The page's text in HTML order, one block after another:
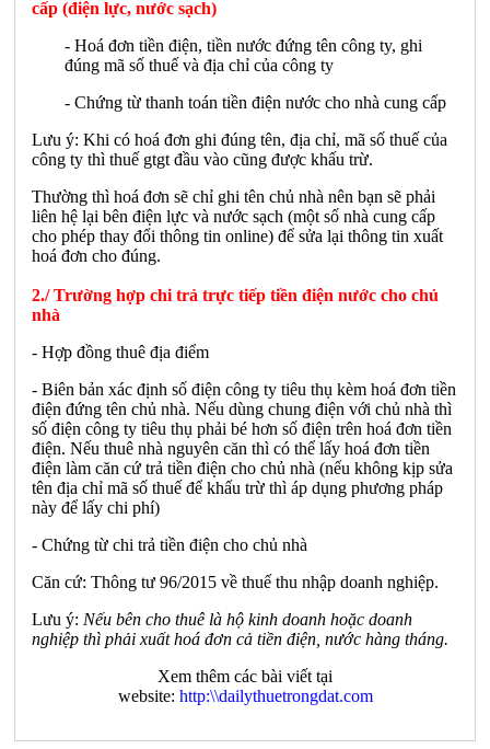
cấp (điện lực, nước sạch)
- Hoá đơn tiền điện, tiền nước đứng tên công ty, ghi
đúng mã số thuế và địa chỉ của công ty
- Chứng từ thanh toán tiền điện nước cho nhà cung cấp
Lưu ý: Khi có hoá đơn ghi đúng tên, địa chỉ, mã số thuế của
công ty thì thuế gtgt đầu vào cũng được khấu trừ.
Thường thì hoá đơn sẽ chỉ ghi tên chủ nhà nên bạn sẽ phải
liên hệ lại bên điện lực và nước sạch (một số nhà cung cấp
cho phép thay đổi thông tin online) để sửa lại thông tin xuất
hoá đơn cho đúng.
2./ Trường hợp chi trả trực tiếp tiền điện nước cho chủ
nhà
- Hợp đồng thuê địa điểm
- Biên bản xác định số điện công ty tiêu thụ kèm hoá đơn tiền
điện đứng tên chủ nhà. Nếu dùng chung điện với chủ nhà thì
số điện công ty tiêu thụ phải bé hơn số điện trên hoá đơn tiền
điện. Nếu thuê nhà nguyên căn thì có thể lấy hoá đơn tiền
điện làm căn cứ trả tiền điện cho chủ nhà (nếu không kịp sửa
tên địa chỉ mã số thuế để khấu trừ thì áp dụng phương pháp
này để lấy chi phí)
- Chứng từ chi trả tiền điện cho chủ nhà
Căn cứ: Thông tư 96/2015 về thuế thu nhập doanh nghiệp.
Lưu ý: Nếu bên cho thuê là hộ kinh doanh hoặc doanh
nghiệp thì phải xuất hoá đơn cả tiền điện, nước hàng tháng.
Xem thêm các bài viết tại
website: http:\\dailythuetrongdat.com